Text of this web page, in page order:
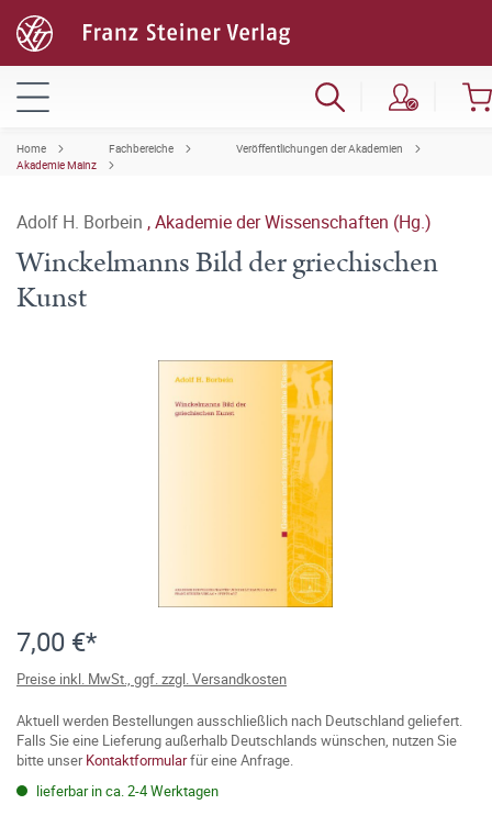
Home Fachbereiche
Veröffentlichungen der Akademien
Akademie Mainz
Adolf H. Borbein ,Akademie der Wissenschaften (Hg.)
Winckelmanns Bild der griechischen
Kunst
7,00 €*
Preise inkl. MwSt., ggf. zzgl. Versandkosten
Aktuell werden Bestellungen ausschließlich nach Deutschland geliefert.
Falls Sie eine Lieferung außerhalb Deutschlands wünschen, nutzen Sie
bitte unserKontaktformularfür eine Anfrage.
lieferbar in ca. 2-4 Werktagen